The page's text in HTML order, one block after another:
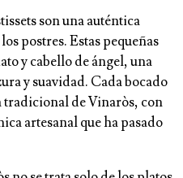
son una auténtica
postres. Estas pequeñas
y cabello de ángel, una
y suavidad. Cada bocado
tradicional de Vinaròs, con
artesanal que ha pasado